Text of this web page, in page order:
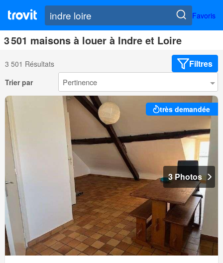
Favoris
3 501 maisons à louer à Indre et Loire
3 501 Résultats Filtres
Trier par
très demandée
3 Photos